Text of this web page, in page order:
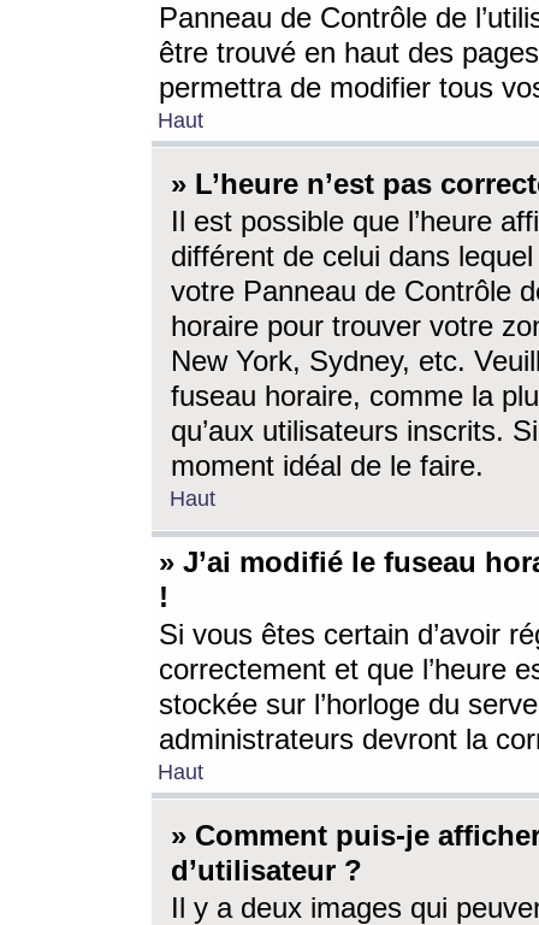
Panneau de Contrôle de
être trouvé en haut des
permettra de modifier tous
Haut
» L’heure n’est pas
Il est possible que l’heure
différent de celui dans
votre Panneau de Contrôle
horaire pour trouver votre
New York, Sydney, etc.
fuseau horaire, comme la
qu’aux utilisateurs inscrits.
moment idéal de le faire.
Haut
» J’ai modifié le fuseau
!
Si vous êtes certain d’avoir
correctement et que l’heure
stockée sur l’horloge du
administrateurs devront la
Haut
» Comment puis-je
d’utilisateur ?
Il y a deux images qui